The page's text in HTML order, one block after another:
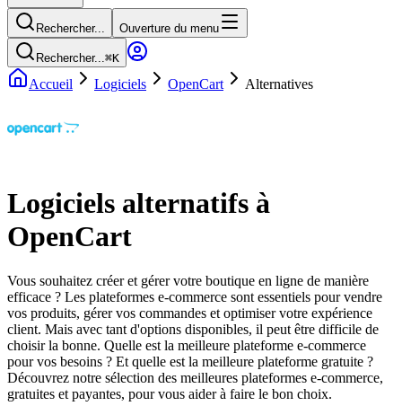
Rechercher... Ouverture du menu
Rechercher...⌘K
Accueil Logiciels OpenCart Alternatives
Logiciels alternatifs à
OpenCart
Vous souhaitez créer et gérer votre boutique en ligne de manière
efficace ? Les plateformes e-commerce sont essentiels pour vendre
vos produits, gérer vos commandes et optimiser votre expérience
client. Mais avec tant d'options disponibles, il peut être difficile de
choisir la bonne. Quelle est la meilleure plateforme e-commerce
pour vos besoins ? Et quelle est la meilleure plateforme gratuite ?
Découvrez notre sélection des meilleures plateformes e-commerce,
gratuites et payantes, pour vous aider à faire le bon choix.